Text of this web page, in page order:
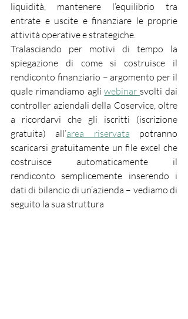
liquidità, mantenere l’equilibrio tra
entrate e uscite e finanziare le proprie
attività operative e strategiche.
Tralasciando per motivi di tempo la
spiegazione di come si costruisce il
rendiconto finanziario – argomento per il
quale rimandiamo agli webinar svolti dai
controller aziendali della Coservice, oltre
a ricordarvi che gli iscritti (iscrizione
gratuita) all’area riservata potranno
scaricarsi gratuitamente un file excel che
costruisce automaticamente il
rendiconto semplicemente inserendo i
dati di bilancio di un’azienda – vediamo di
seguito la sua struttura